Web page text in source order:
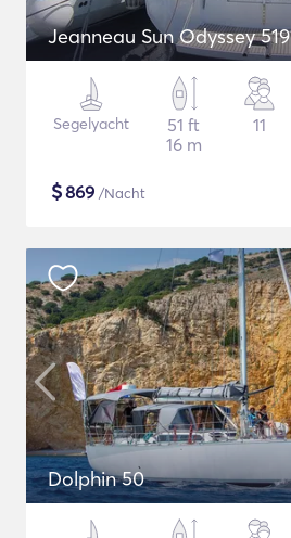
Jeanneau Sun Odyssey 519
Segelyacht
51 ft
16 m
11
$869 /Nacht
Dolphin 50